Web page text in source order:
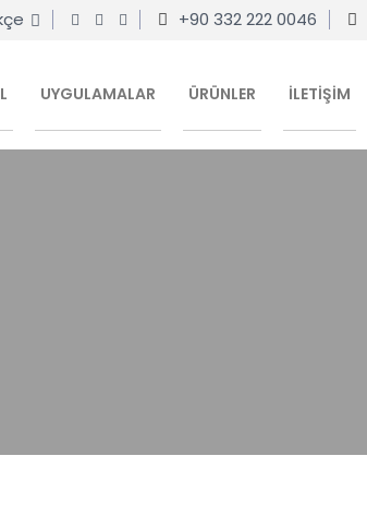
+90 332 222 0046
UYGULAMALAR ÜRÜNLER İLETIŞIM